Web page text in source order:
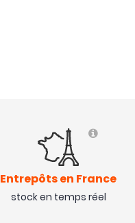
Entrepôts en France
stock en temps réel